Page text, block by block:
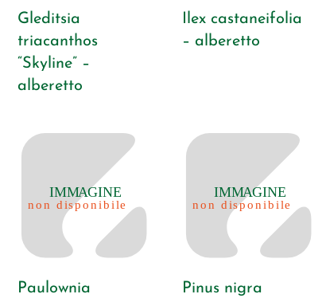
Gleditsia
triacanthos
“Skyline” –
alberetto
Ilex castaneifolia
– alberetto
Paulownia
Pinus nigra